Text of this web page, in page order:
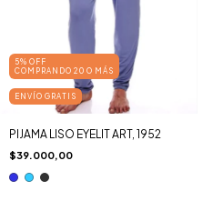
5% OFF
COMPRANDO 20 O MÁS
ENVÍO GRATIS
PIJAMA LISO EYELIT ART, 1952
$39.000,00